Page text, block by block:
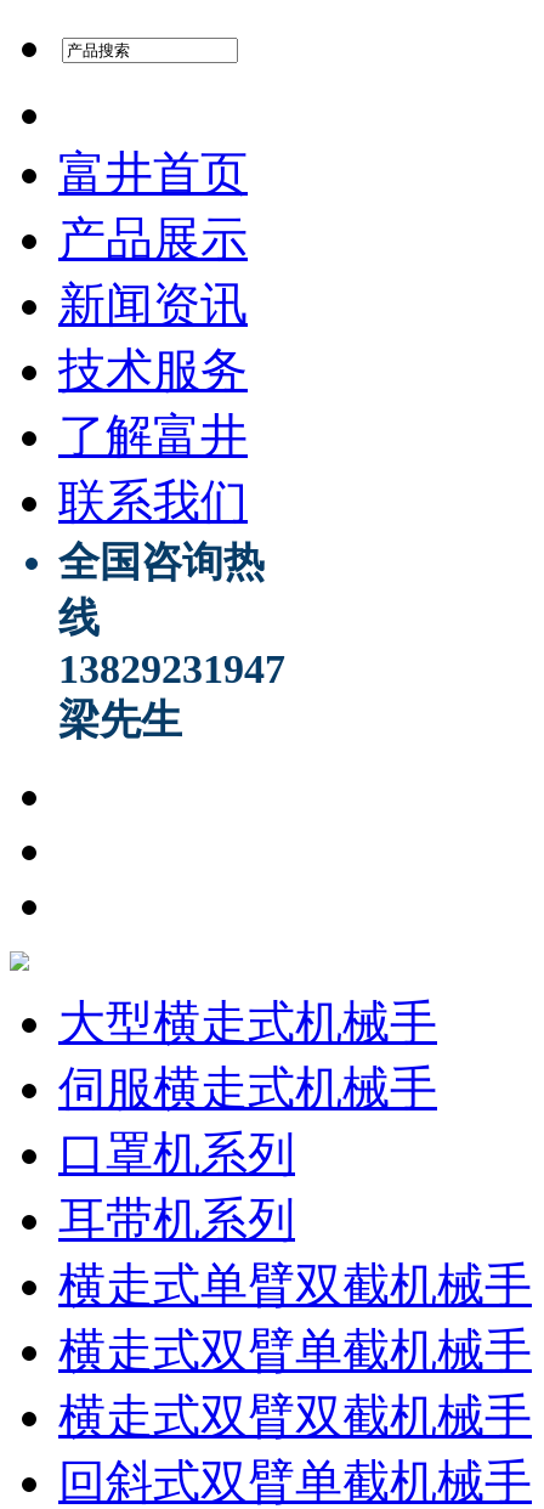
富井首页
产品展示
新闻资讯
技术服务
了解富井
联系我们
全国咨询热
线
13829231947
梁先生
大型横走式机械手
伺服横走式机械手
口罩机系列
耳带机系列
横走式单臂双截机械手
横走式双臂单截机械手
横走式双臂双截机械手
回斜式双臂单截机械手